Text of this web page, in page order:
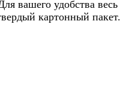
вашего удобства весь
картонный пакет.